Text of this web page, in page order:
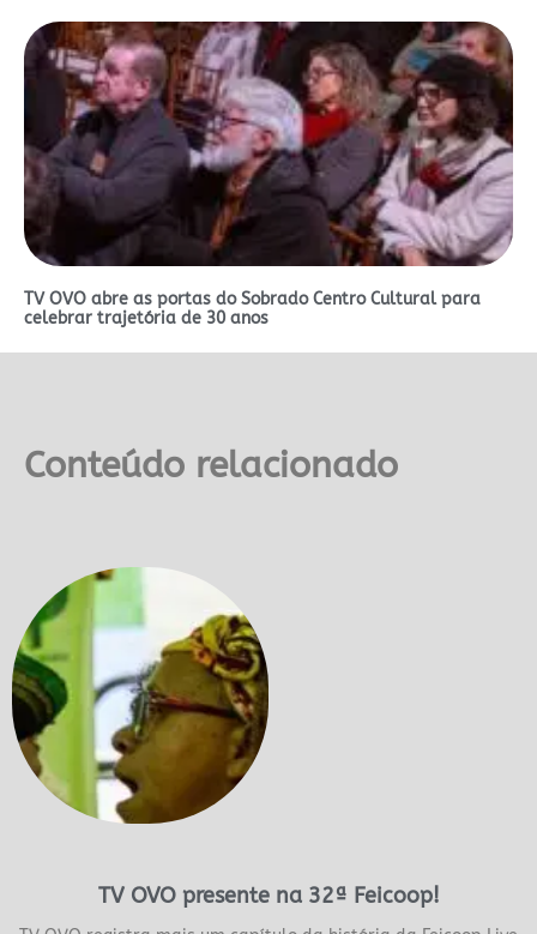
TV OVO abre as portas do Sobrado Centro Cultural para
celebrar trajetória de 30 anos
Conteúdo relacionado
TV OVO presente na 32ª Feicoop!